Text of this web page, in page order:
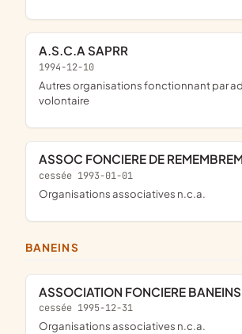
A.S.C.A SAPRR
1994-12-10
Autres organisations fonctionnant par adhésion
volontaire
ASSOC FONCIERE DE
cessée 1993-01-01
Organisations associatives n.c.a.
BANEINS
ASSOCIATION FONCIERE BANEINS
cessée 1995-12-31
Organisations associatives n.c.a.